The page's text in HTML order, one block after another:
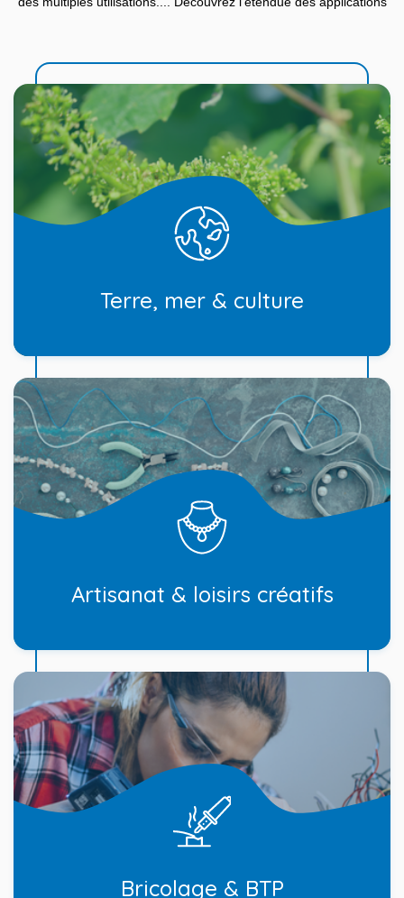
Terre, mer & culture
Artisanat & loisirs créatifs
Bricolage & BTP